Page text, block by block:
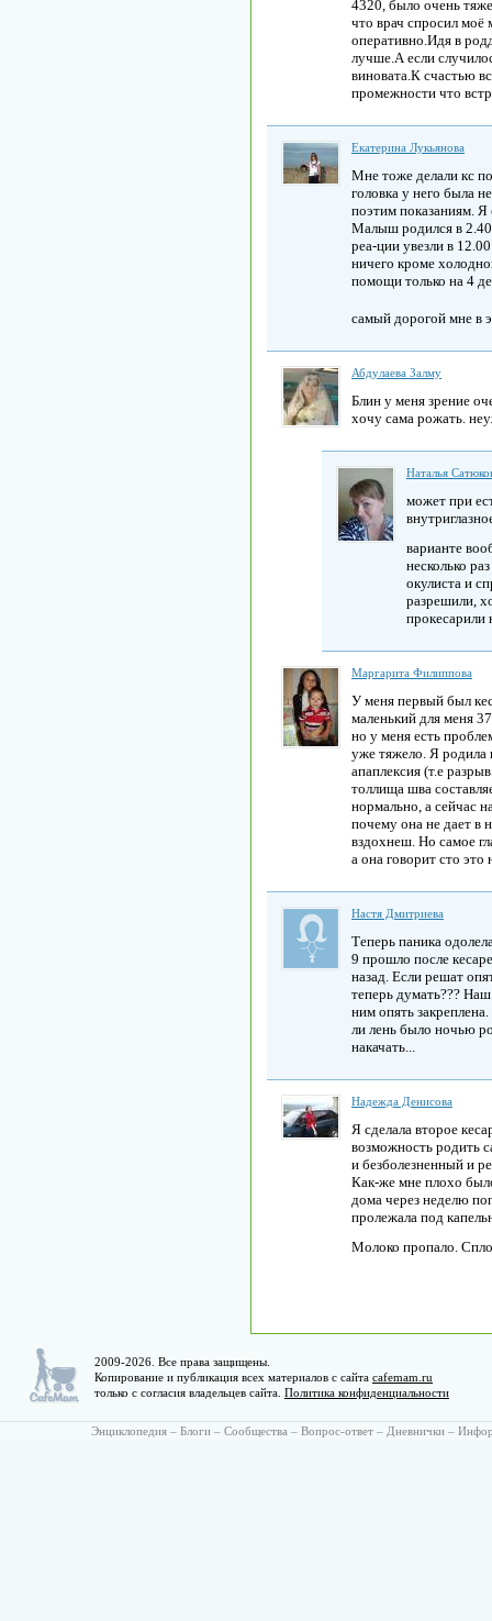
4320, было очень
что врач спросил моё
оперативно.Идя в
лучше.А если
виновата.К счастью
промежности что
Екатерина Лукьянова
Мне тоже делали кс
головка у него была
поэтим показаниям. Я
Малыш родился в 2.40
реа-ции увезли в
ничего кроме
помощи только на 4
самый дорогой мне в
Абдулаева Залму
Блин у меня зрение
хочу сама рожать.
Наталья
может при
варианте
несколько
окулиста и
разрешили,
прокесарили
Маргарита Филиппова
У меня первый был
маленький для меня
но у меня есть
уже тяжело. Я родила
апаплексия (т.е
толлища шва
нормально, а сейчас
почему она не дает в
вздохнеш. Но самое
а она говорит сто это
Настя Дмитриева
Теперь паника
9 прошло после
назад. Если решат
теперь думать???
ним опять
ли лень было ночью
накачать...
Надежда Денисова
Я сделала второе
возможность родить
и безболезненный и
Как-же мне плохо
дома через неделю
пролежала под
Молоко пропало.
2009-2026. Все права защищены.
Копирование и публикация всех материалов с сайта cafemam.ru
только с согласия владельцев сайта. Политика конфиденциальности
Энциклопедия – Блоги – Сообщества – Вопрос-ответ – Дневнички –